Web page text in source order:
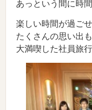
あっという間に時
楽しい時間が過ごせ
たくさんの思い出も
大満喫した社員旅